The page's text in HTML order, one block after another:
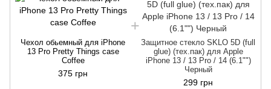
Чехол обьемный для iPhone
13 Pro Pretty Things case
Coffee
375 грн
Защитное стекло SKLO 5D (full
glue) (тех.пак) для Apple
iPhone 13 / 13 Pro / 14 (6.1"")
Черный
299 грн